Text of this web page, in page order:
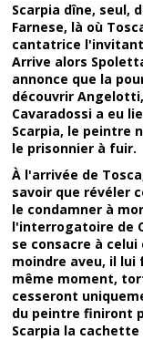
Scarpia dîne, seul,
Farnese, là où
cantatrice
Arrive alors
annonce que la
découvrir
Cavaradossi a eu
Scarpia, le peintre
le prisonnier à fuir.
À l'arrivée de
savoir que révéler
le condamner à
l'interrogatoire de
se consacre à
moindre aveu, il
même moment,
cesseront
du peintre finiront
Scarpia la